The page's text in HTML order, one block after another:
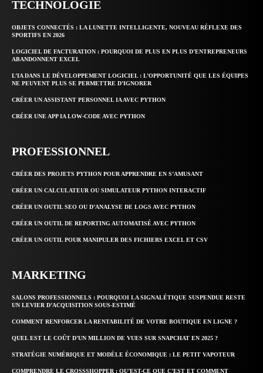
TECHNOLOGIE
OBJETS CONNECTÉS : LA LUNETTE INTELLIGENTE, NOUVEAU RÉFLEXE DES
SPORTIFS EN 2026
LOGICIEL DE FACTURATION : POURQUOI DE PLUS EN PLUS D’ENTREPRENEURS
ABANDONNENT EXCEL
L’IA DANS LE DÉVELOPPEMENT LOGICIEL : L’OPPORTUNITÉ QUE LES ÉQUIPES
NE PEUVENT PLUS SE PERMETTRE D’IGNORER
CRÉER UN ASSISTANT PERSONNEL IA AVEC PYTHON
CRÉER UNE APP IA LOW-CODE AVEC PYTHON
PROFESSIONNEL
CRÉER DES PROJETS PYTHON POUR APPRENDRE EN S’AMUSANT
CRÉER UN CALCULATEUR OU SIMULATEUR PYTHON INTERACTIF
CRÉER UN OUTIL SEO OU D’ANALYSE DE LOGS AVEC PYTHON
CRÉER UN OUTIL DE REPORTING AUTOMATISÉ AVEC PYTHON
CRÉER UN OUTIL POUR MANIPULER DES FICHIERS EXCEL ET CSV
MARKETING
SALONS PROFESSIONNELS : POURQUOI LA SIGNALÉTIQUE SUSPENDUE RESTE
UN LEVIER D’ACQUISITION SOUS-ESTIMÉ
COMMENT RENFORCER LA RENTABILITÉ DE VOTRE BOUTIQUE EN LIGNE ?
QUEL EST LE COÛT D’UN MILLION DE VUES SUR SNAPCHAT EN 2025 ?
STRATÉGIE NUMÉRIQUE ET MODÈLE ÉCONOMIQUE : LE PETIT VAPOTEUR
COMPRENDRE LE CROSSSHOPPER : QU’EST-CE QUE C’EST ET COMMENT